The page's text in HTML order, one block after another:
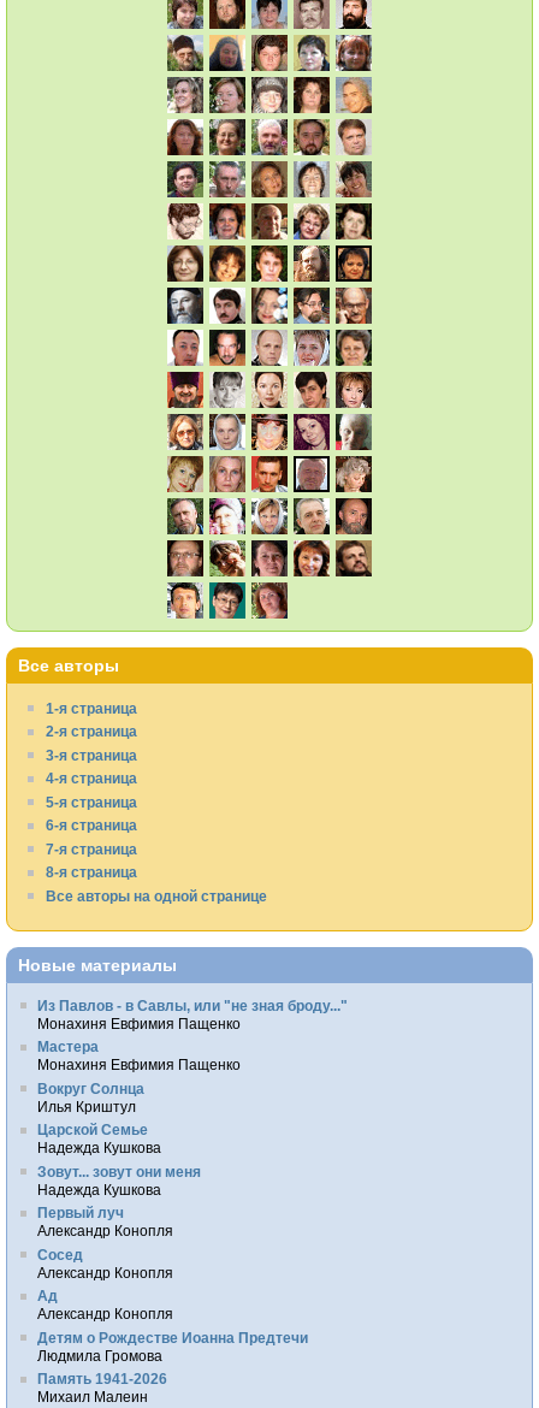
Все авторы
1-я страница
2-я страница
3-я страница
4-я страница
5-я страница
6-я страница
7-я страница
8-я страница
Все авторы на одной странице
Новые материалы
Из Павлов - в Савлы, или "не зная броду..."
Монахиня Евфимия Пащенко
Мастера
Монахиня Евфимия Пащенко
Вокруг Солнца
Илья Криштул
Царской Семье
Надежда Кушкова
Зовут... зовут они меня
Надежда Кушкова
Первый луч
Александр Конопля
Сосед
Александр Конопля
Ад
Александр Конопля
Детям о Рождестве Иоанна Предтечи
Людмила Громова
Память 1941-2026
Михаил Малеин